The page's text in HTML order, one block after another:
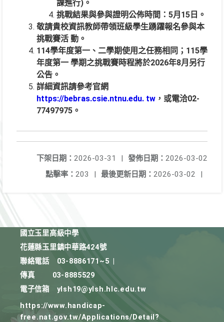
課進行)。
挑戰結果與參與證明公佈時間：5月15日。
敬請貴校資訊教師帶領班級學生踴躍報名參與本
挑戰賽活 動。
114學年度第一、二學期使用之任務相同；115學
年度第一 學期之挑戰賽時程將於2026年8月另行
公告。
詳細資訊請參考官網
https://bebras.csie.ntnu.edu. tw ，或電洽02-
77497975。
發佈日期： 2026-03-02
下架日期： 2026-03-31
|
最後更新日期： 2026-03-02 |
點擊率： 203 |
國立玉里高級中學
花蓮縣玉里鎮中華路424號
聯絡電話
03-8886171~5
傳真
03-8885529
電子信箱
ylsh19@ylsh.hlc.edu.tw
https://www.handicap-
free.nat.gov.tw/Applications/Detail?